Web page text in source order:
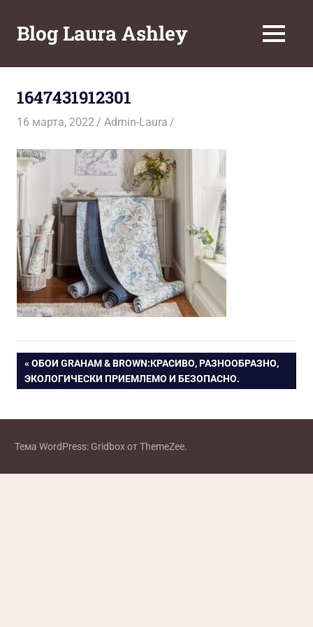
содержимому
Blog Laura Ashley МЕНЮ
1647431912301
16 марта, 2022 Admin-Laura
Навигация
ПРЕДЫДУЩАЯ
ЗАПИСЬ:
ОБОИ GRAHAM & BROWN:КРАСИВО, РАЗНООБРАЗНО,
ЭКОЛОГИЧЕСКИ ПРИЕМЛЕМО И БЕЗОПАСНО.
Тема WordPress: Gridbox от ThemeZee.